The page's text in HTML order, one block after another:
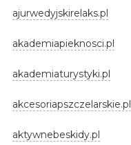
ajurwedyjskirelaks.pl
akademiapieknosci.pl
akademiaturystyki.pl
akcesoriapszczelarskie.pl
aktywnebeskidy.pl